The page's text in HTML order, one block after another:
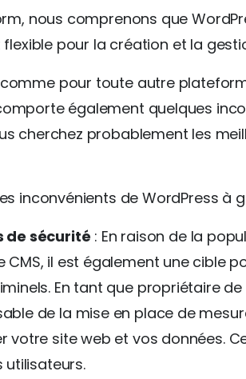
nous comprenons que
pour la création et la
pour toute autre
également quelques
cherchez probablement les
inconvénients de WordPress à
de sécurité : En raison de la
CMS, il est également une cible
En tant que propriétaire
de la mise en place de
votre site web et vos données.
utilisateurs.